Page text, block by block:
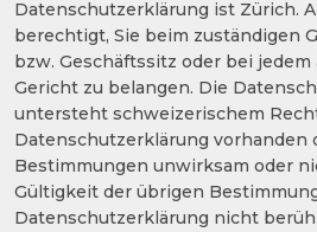
Datenschutzerklärung ist Zürich.
berechtigt, Sie beim zuständigen
bzw. Geschäftssitz oder bei
Gericht zu belangen. Die
untersteht schweizerischem
Datenschutzerklärung vorhanden
Bestimmungen unwirksam oder
Gültigkeit der übrigen
Datenschutzerklärung nicht